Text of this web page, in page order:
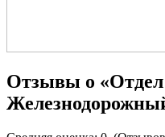
Отзывы о